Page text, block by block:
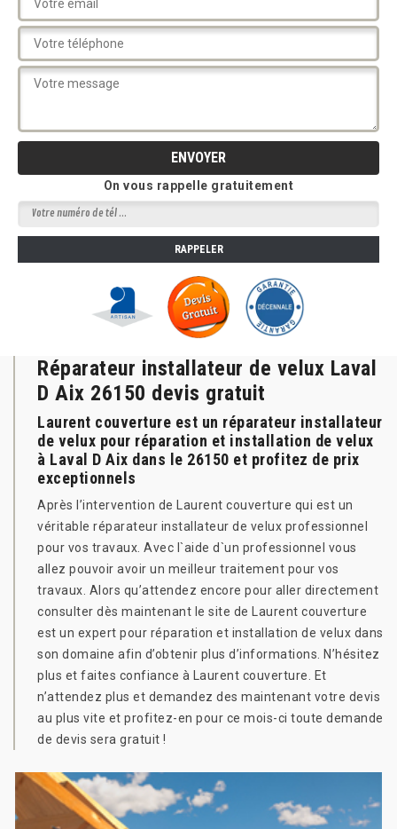
On vous rappelle gratuitement
Réparateur installateur de velux Laval
D Aix 26150 devis gratuit
Laurent couverture est un réparateur installateur
de velux pour réparation et installation de velux
à Laval D Aix dans le 26150 et profitez de prix
exceptionnels
Après l’intervention de Laurent couverture qui est un
véritable réparateur installateur de velux professionnel
pour vos travaux. Avec l`aide d`un professionnel vous
allez pouvoir avoir un meilleur traitement pour vos
travaux. Alors qu’attendez encore pour aller directement
consulter dès maintenant le site de Laurent couverture
est un expert pour réparation et installation de velux dans
son domaine afin d’obtenir plus d’informations. N’hésitez
plus et faites confiance à Laurent couverture. Et
n’attendez plus et demandez des maintenant votre devis
au plus vite et profitez-en pour ce mois-ci toute demande
de devis sera gratuit !